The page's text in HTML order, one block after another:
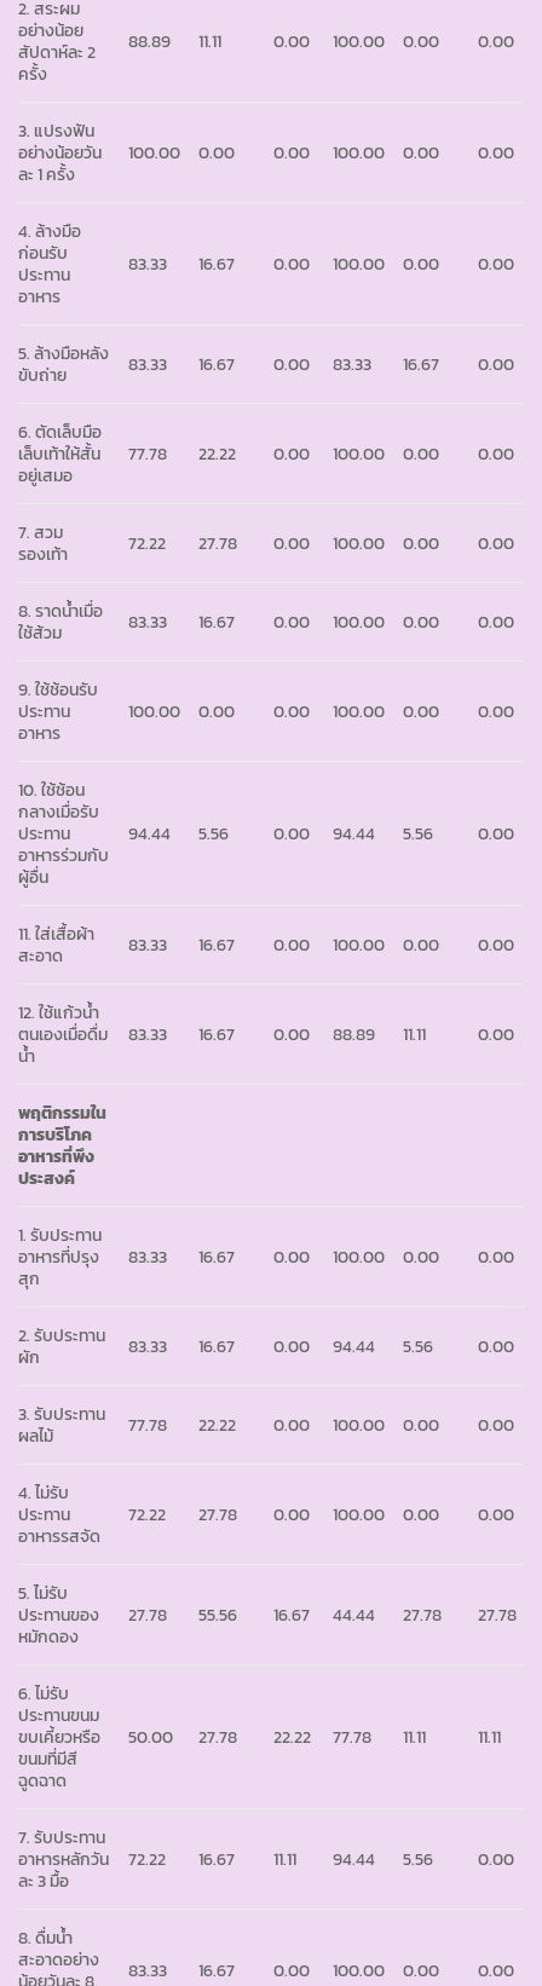
2. สระผม
อย่างน้อย
สัปดาห์ละ 2
ครั้ง
88.89 11.11 0.00 100.00 0.00 0.00
3. แปรงฟัน
อย่างน้อยวัน
ละ 1 ครั้ง
100.00 0.00 0.00 100.00 0.00 0.00
4. ล้างมือ
ก่อนรับ
ประทาน
อาหาร
83.33 16.67 0.00 100.00 0.00 0.00
5. ล้างมือหลัง
ขับถ่าย
83.33 16.67 0.00 83.33 16.67 0.00
6. ตัดเล็บมือ
เล็บเท้าให้สั้น
อยู่เสมอ
77.78 22.22 0.00 100.00 0.00 0.00
7. สวม
รองเท้า
72.22 27.78 0.00 100.00 0.00 0.00
8. ราดน้ำเมื่อ
ใช้ส้วม
83.33 16.67 0.00 100.00 0.00 0.00
9. ใช้ช้อนรับ
ประทาน
อาหาร
100.00 0.00 0.00 100.00 0.00 0.00
10. ใช้ช้อน
กลางเมื่อรับ
ประทาน
อาหารร่วมกับ
ผู้อื่น
94.44 5.56 0.00 94.44 5.56 0.00
11. ใส่เสื้อผ้า
สะอาด
83.33 16.67 0.00 100.00 0.00 0.00
12. ใช้แก้วน้ำ
ตนเองเมื่อดื่ม
น้ำ
83.33 16.67 0.00 88.89 11.11 0.00
พฤติกรรมใน
การบริโภค
อาหารที่พึง
ประสงค์
1. รับประทาน
อาหารที่ปรุง
สุก
83.33 16.67 0.00 100.00 0.00 0.00
2. รับประทาน
ผัก
83.33 16.67 0.00 94.44 5.56 0.00
3. รับประทาน
ผลไม้
77.78 22.22 0.00 100.00 0.00 0.00
4. ไม่รับ
ประทาน
อาหารรสจัด
72.22 27.78 0.00 100.00 0.00 0.00
5. ไม่รับ
ประทานของ
หมักดอง
27.78 55.56 16.67 44.44 27.78 27.78
6. ไม่รับ
ประทานขนม
ขบเคี้ยวหรือ
ขนมที่มีสี
ฉูดฉาด
50.00 27.78 22.22 77.78 11.11 11.11
7. รับประทาน
อาหารหลักวัน
ละ 3 มื้อ
72.22 16.67 11.11 94.44 5.56 0.00
8. ดื่มน้ำ
สะอาดอย่าง
83.33 16.67 0.00 100.00 0.00 0.00